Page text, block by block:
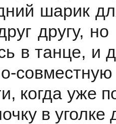
шарик
другу,
в танце, и
когда уже
в уголке